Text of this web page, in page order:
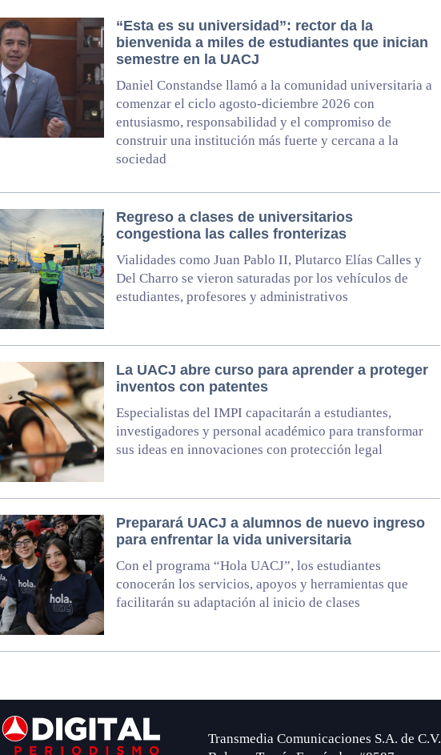
“Esta es su universidad”: rector da la
bienvenida a miles de estudiantes que inician
semestre en la UACJ
Daniel Constandse llamó a la comunidad universitaria a
comenzar el ciclo agosto-diciembre 2026 con
entusiasmo, responsabilidad y el compromiso de
construir una institución más fuerte y cercana a la
sociedad
Regreso a clases de universitarios
congestiona las calles fronterizas
Vialidades como Juan Pablo II, Plutarco Elías Calles y
Del Charro se vieron saturadas por los vehículos de
estudiantes, profesores y administrativos
La UACJ abre curso para aprender a proteger
inventos con patentes
Especialistas del IMPI capacitarán a estudiantes,
investigadores y personal académico para transformar
sus ideas en innovaciones con protección legal
Preparará UACJ a alumnos de nuevo ingreso
para enfrentar la vida universitaria
Con el programa “Hola UACJ”, los estudiantes
conocerán los servicios, apoyos y herramientas que
facilitarán su adaptación al inicio de clases
Transmedia Comunicaciones S.A. de C.V.